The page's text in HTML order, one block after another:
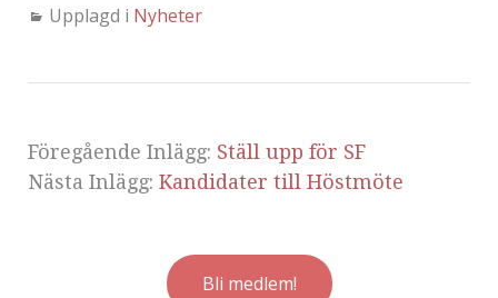
Upplagd i Nyheter
Föregående Inlägg: Ställ upp för SF
Nästa Inlägg: Kandidater till Höstmöte
Bli medlem!